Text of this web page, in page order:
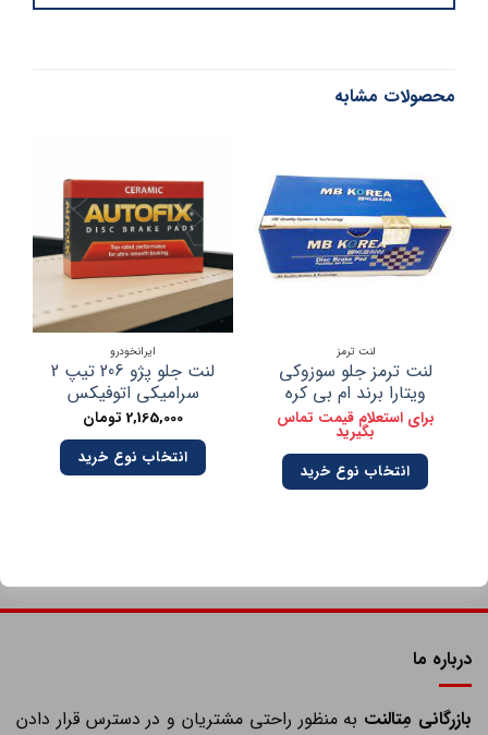
محصولات مشابه
لنت ترمز
لنت ترمز جلو سوزوکی
ویتارا برند ام بی کره
برای استعلام قیمت تماس
بگیرید
انتخاب نوع خرید
ایرانخودرو
لنت جلو پژو 206 تیپ 2
سرامیکی اتوفیکس
2,165,000تومان
انتخاب نوع خرید
درباره ما
بازرگانی مِتالنتبه منظور راحتی مشتریان و در دسترس قرار دادن